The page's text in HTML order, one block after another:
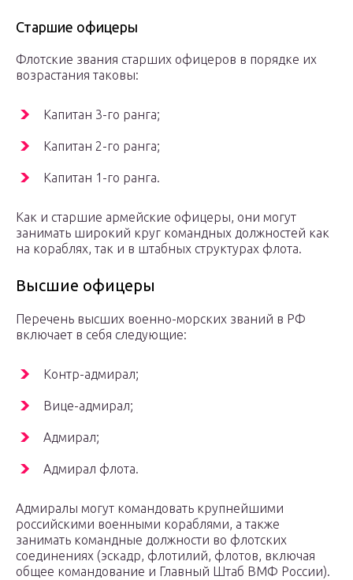
Старшие офицеры
Флотские звания старших офицеров в порядке их
возрастания таковы:
Капитан 3-го ранга;
Капитан 2-го ранга;
Капитан 1-го ранга.
Как и старшие армейские офицеры, они могут
занимать широкий круг командных должностей как
на кораблях, так и в штабных структурах флота.
Высшие офицеры
Перечень высших военно-морских званий в РФ
включает в себя следующие:
Контр-адмирал;
Вице-адмирал;
Адмирал;
Адмирал флота.
Адмиралы могут командовать крупнейшими
российскими военными кораблями, а также
занимать командные должности во флотских
соединениях (эскадр, флотилий, флотов, включая
общее командование и Главный Штаб ВМФ России).